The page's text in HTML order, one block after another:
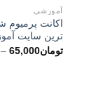
آموزشی
ترین سایت
تومان65,000
–